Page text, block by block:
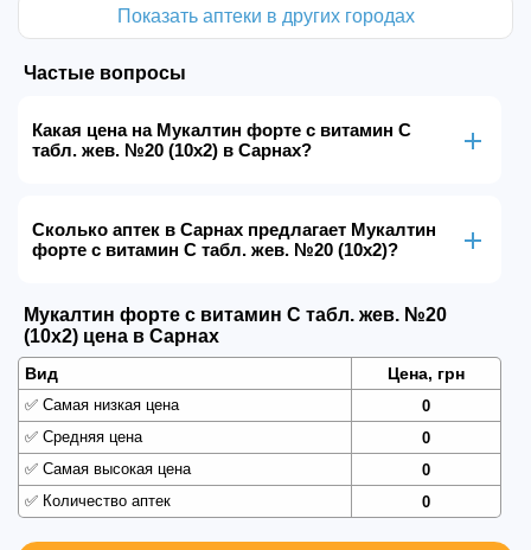
Показать аптеки в других городах
Частые вопросы
Какая цена на Мукалтин форте с витамин С
табл. жев. №20 (10х2) в Сарнах?
Сколько аптек в Сарнах предлагает Мукалтин
форте с витамин С табл. жев. №20 (10х2)?
Мукалтин форте с витамин С табл. жев. №20
(10х2) цена в Сарнах
Вид Цена, грн
✅ Самая низкая цена
0
✅ Средняя цена
0
✅ Самая высокая цена
0
✅ Количество аптек 0